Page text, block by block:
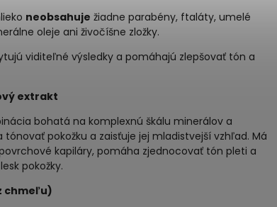
neobsahuje žiadne parabény, ftaláty, umelé
oleje ani živočíšne zložky.
viditeľné výsledky a pomáhajú zlepšovať tón a
extrakt
bohatá na komplexnú škálu minerálov a
pokožku a zaisťuje jej mladistvejší vzhľad. Má
kapiláry, pomáha zjednocovať tón pleti a
pokožky.
chmeľu)